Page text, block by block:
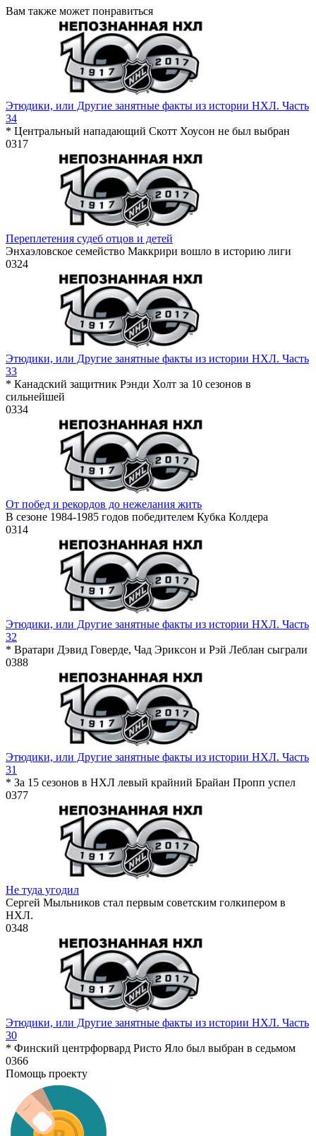
Вам также может понравиться
Этюдики, или Другие занятные факты из истории НХЛ. Часть
34
* Центральный нападающий Скотт Хоусон не был выбран
0317
Переплетения судеб отцов и детей
Энхаэловское семейство Маккрири вошло в историю лиги
0324
Этюдики, или Другие занятные факты из истории НХЛ. Часть
33
* Канадский защитник Рэнди Холт за 10 сезонов в
сильнейшей
0334
От побед и рекордов до нежелания жить
В сезоне 1984-1985 годов победителем Кубка Колдера
0314
Этюдики, или Другие занятные факты из истории НХЛ. Часть
32
* Вратари Дэвид Говерде, Чад Эриксон и Рэй Леблан сыграли
0388
Этюдики, или Другие занятные факты из истории НХЛ. Часть
31
* За 15 сезонов в НХЛ левый крайний Брайан Пропп успел
0377
Не туда угодил
Сергей Мыльников стал первым советским голкипером в
НХЛ.
0348
Этюдики, или Другие занятные факты из истории НХЛ. Часть
30
* Финский центрфорвард Ристо Яло был выбран в седьмом
0366
Помощь проекту